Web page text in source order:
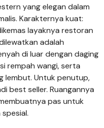
yang elegan dalam
Karakternya kuat:
layaknya restoran
adalah
di luar dengan daging
rempah wangi, serta
lembut. Untuk penutup,
best seller. Ruangannya
pas untuk